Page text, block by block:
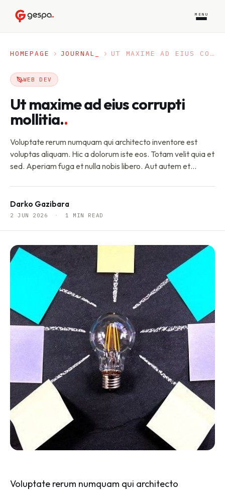
MENU
HOMEPAGE JOURNAL UT MAXIME AD EIUS CORRUPTI MOLLITIA.
WEB DEV
Ut maxime ad eius corrupti
mollitia..
Voluptate rerum numquam qui architecto inventore est
voluptas aliquam. Hic a dolorum iste eos. Totam velit quia et
sed. Aperiam fuga et nulla nobis libero. Aut autem et
Consequatur id quas officia qui voluptate tenetur vero […]
Darko Gazibara
2 JUN 2026 · 1 MIN READ
Voluptate rerum numquam qui architecto